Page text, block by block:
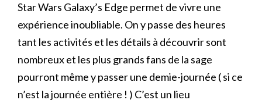
Star Wars Galaxy’s Edge permet de vivre une
expérience inoubliable. On y passe des heures
tant les activités et les détails à découvrir sont
nombreux et les plus grands fans de la sage
pourront même y passer une demie-journée ( si ce
n’est la journée entière ! ) C’est un lieu